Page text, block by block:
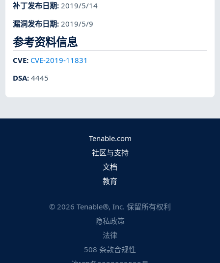
补丁发布日期:2019/5/14
漏洞发布日期: 2019/5/9
参考资料信息
CVE: CVE-2019-11831
DSA:4445
Tenable.com
社区与支持
文档
教育
© 2026 Tenable®, Inc. 保留所有权利
隐私政策
法律
508 条款合规性